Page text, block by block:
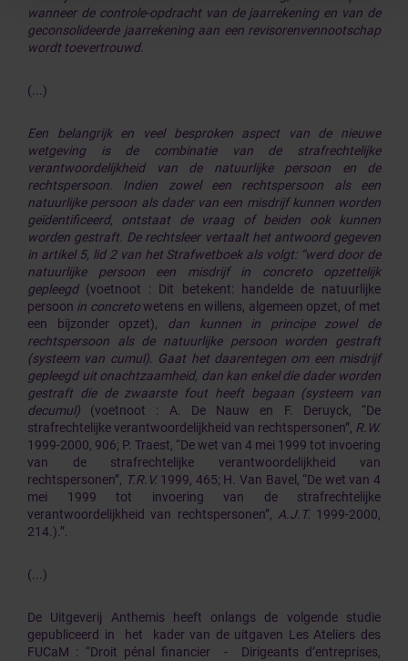
wanneer de controle-opdracht van de jaarrekening en van de
geconsolideerde jaarrekening aan een revisorenvennootschap
wordt toevertrouwd.
(...)
Een belangrijk en veel besproken aspect van de nieuwe
wetgeving is de combinatie van de strafrechtelijke
verantwoordelijkheid van de natuurlijke persoon en de
rechtspersoon. Indien zowel een rechtspersoon als een
natuurlijke persoon als dader van een misdrijf kunnen worden
geïdentificeerd, ontstaat de vraag of beiden ook kunnen
worden gestraft. De rechtsleer vertaalt het antwoord gegeven
in artikel 5, lid 2 van het Strafwetboek als volgt: “werd door de
natuurlijke
persoon een misdrijf in concreto opzettelijk
gepleegd(voetnoot : Dit betekent: handelde de natuurlijke
persoon in concretowetens en willens, algemeen opzet, of met
een bijzonder opzet), dan kunnen in principe zowel de
rechtspersoon als de natuurlijke persoon worden gestraft
(systeem van cumul).
Gaat het daarentegen om een misdrijf
gepleegd uit onachtzaamheid, dan kan enkel die dader worden
gestraft die de zwaarste fout heeft begaan (systeem van
decumul) (voetnoot : A. De Nauw en F. Deruyck, “De
strafrechtelijke verantwoordelijkheid van rechtspersonen”, R.W.
1999-2000, 906; P. Traest, “De wet van 4 mei 1999 tot invoering
van de strafrechtelijke verantwoordelijkheid van
rechtspersonen”, T.R.V. 1999, 465; H. Van Bavel, “De wet van 4
mei 1999 tot invoering van de strafrechtelijke
verantwoordelijkheid van rechtspersonen”, A.J.T. 1999-2000,
214.).”.
(...)
De Uitgeverij Anthemis heeft onlangs de volgende studie
gepubliceerd in het kader van de uitgaven Les Ateliers des
FUCaM : “Droit pénal financier - Dirigeants d’entreprises,